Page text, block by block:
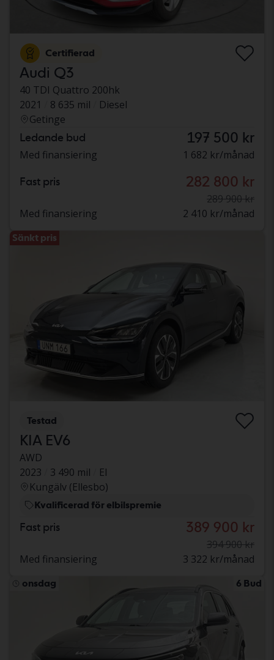
Certifierad
Audi Q3
40 TDI Quattro 200hk
2021
8 635 mil
Diesel
Getinge
Ledande bud 197 500 kr
Med finansiering 1 682 kr/månad
Fast pris 282 800 kr
289 900 kr
Med finansiering
2 410 kr/månad
Sänkt pris
Testad
KIA EV6
AWD
2023
3 490 mil
El
Kungälv (Ellesbo)
Kvalificerad för elbilspremie
Fast pris 389 900 kr
394 900 kr
Med finansiering
3 322 kr/månad
onsdag 6 Bud